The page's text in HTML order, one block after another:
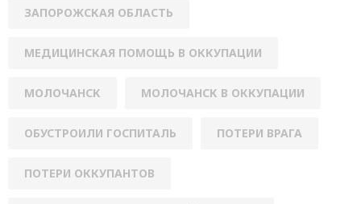
ЗАПОРОЖСКАЯ ОБЛАСТЬ
МЕДИЦИНСКАЯ ПОМОЩЬ В ОККУПАЦИИ
МОЛОЧАНСК МОЛОЧАНСК В ОККУПАЦИИ
ОБУСТРОИЛИ ГОСПИТАЛЬ ПОТЕРИ ВРАГА
ПОТЕРИ ОККУПАНТОВ